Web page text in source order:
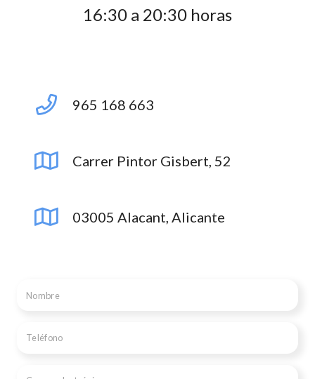
16:30 a 20:30 horas
965 168 663
Carrer Pintor Gisbert, 52
03005 Alacant, Alicante